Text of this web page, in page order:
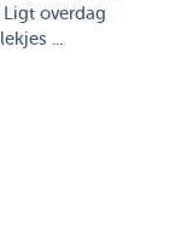
overdag
...